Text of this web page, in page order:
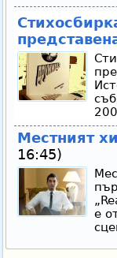
Местният
16:45)
е